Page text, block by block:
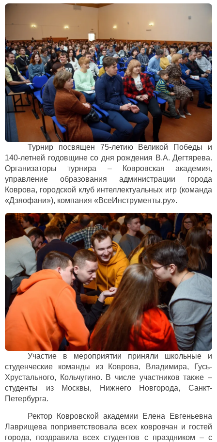
Турнир посвящен 75-летию Великой Победы и
140-летней годовщине со дня рождения В.А. Дегтярева.
Организаторы турнира – Ковровская академия,
управление образования администрации города
Коврова, городской клуб интеллектуальных игр (команда
«Дзяофани»), компания «ВсеИнструменты.ру».
Участие в мероприятии приняли школьные и
студенческие команды из Коврова, Владимира, Гусь-
Хрустального, Кольчугино. В числе участников также –
студенты из Москвы, Нижнего Новгорода, Санкт-
Петербурга.
Ректор Ковровской академии Елена Евгеньевна
Лаврищева поприветствовала всех ковровчан и гостей
города, поздравила всех студентов с праздником – с